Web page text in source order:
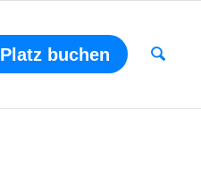
Platz buchen